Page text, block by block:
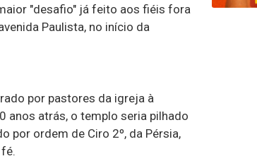
"desafio" já feito aos fiéis fora
Paulista, no início da
por pastores da igreja à
anos atrás, o templo seria pilhado
por ordem de Ciro 2º, da Pérsia,